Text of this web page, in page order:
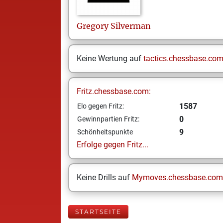
Gregory Silverman
Keine Wertung auf tactics.chessbase.com
Fritz.chessbase.com:
Elo gegen Fritz: 1587
Gewinnpartien Fritz: 0
Schönheitspunkte
9
Erfolge gegen Fritz...
Keine Drills auf Mymoves.chessbase.com
STARTSEITE